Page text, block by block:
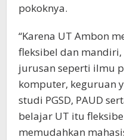
pokoknya.
“Karena UT Ambon
fleksibel dan
jurusan seperti ilmu
komputer, keguruan
studi PGSD, PAUD
belajar UT itu
memudahkan